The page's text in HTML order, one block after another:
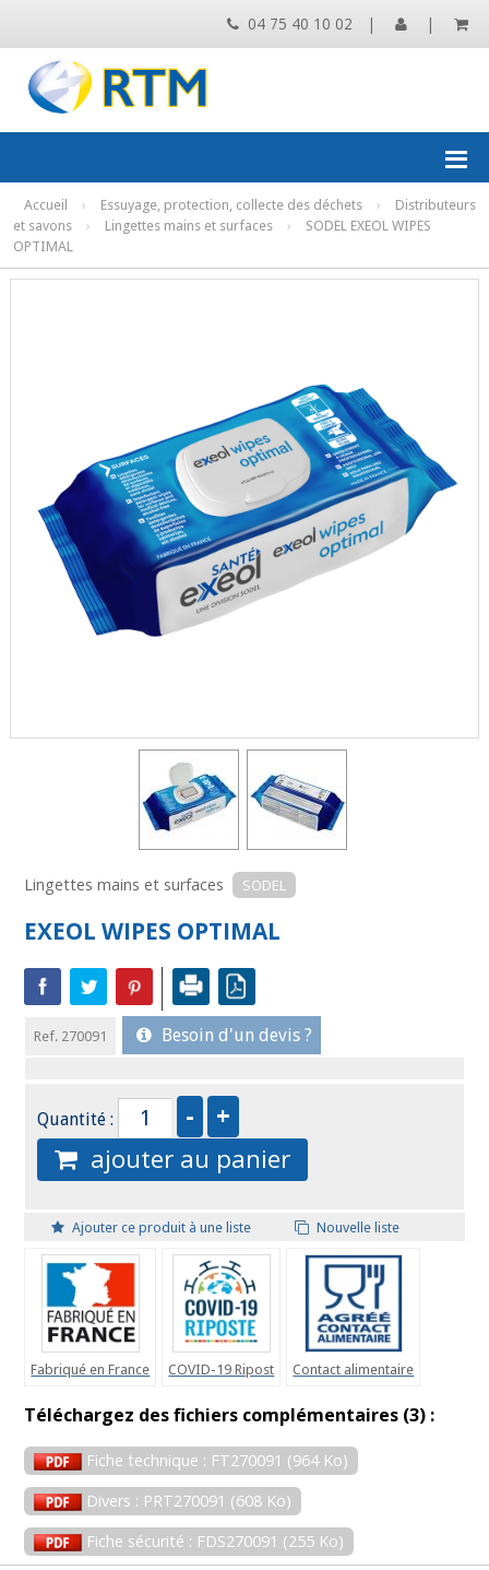
04 75 40 10 02 | |
Accueil › Essuyage, protection, collecte des déchets ›
Distributeurs
et savons
› Lingettes mains et surfaces ›
SODEL EXEOL WIPES
OPTIMAL
Lingettes mains et surfaces SODEL
EXEOL WIPES OPTIMAL
Ref. 270091 Besoin d'un devis ?
Quantité :
ajouter au panier
Ajouter ce produit à une liste Nouvelle liste
Fabriqué en France COVID-19 Ripost Contact alimentaire
Téléchargez des fichiers complémentaires (3) :
Fiche technique : FT270091 (964 Ko)
Divers : PRT270091 (608 Ko)
Fiche sécurité : FDS270091 (255 Ko)